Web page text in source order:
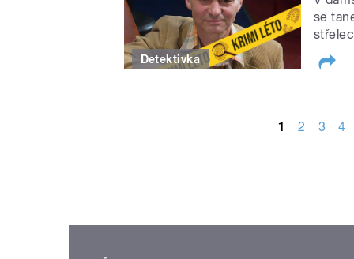
31. 8. Josef Škvorecký:
Detektivka
se
1 2 3 4